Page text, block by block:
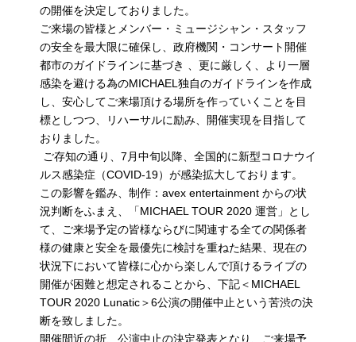
の開催を決定しておりました。
ご来場の皆様とメンバー・ミュージシャン・スタッフ
の安全を最大限に確保し、政府機関・コンサート開催
都市のガイドラインに基づき 、更に厳しく、より一層
感染を避ける為のMICHAEL独自のガイドラインを作成
し、安心してご来場頂ける場所を作っていくことを目
標としつつ、リハーサルに励み、開催実現を目指して
おりました。
ご存知の通り、7月中旬以降、全国的に新型コロナウイ
ルス感染症（COVID-19）が感染拡大しております。
この影響を鑑み、制作：avex entertainment からの状
況判断をふまえ、「MICHAEL TOUR 2020 運営」とし
て、ご来場予定の皆様ならびに関連する全ての関係者
様の健康と安全を最優先に検討を重ねた結果、現在の
状況下において皆様に心から楽しんで頂けるライブの
開催が困難と想定されることから、下記＜MICHAEL
TOUR 2020 Lunatic＞6公演の開催中止という苦渋の決
断を致しました。
開催間近の折、公演中止の決定発表となり、ご来場予